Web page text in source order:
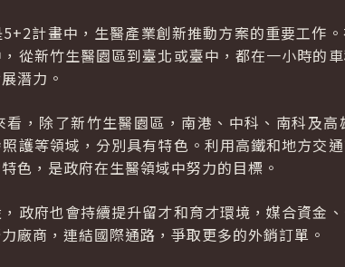
計畫中，生醫產業創新推動方案的重要工作
從新竹生醫園區到臺北或臺中，都在一小時的
潛力。
，除了新竹生醫園區，南港、中科、南科及
護等領域，分別具有特色。利用高鐵和地方交
色，是政府在生醫領域中努力的目標。
政府也會持續提升留才和育才環境，媒合資金
廠商，連結國際通路，爭取更多的外銷訂單。